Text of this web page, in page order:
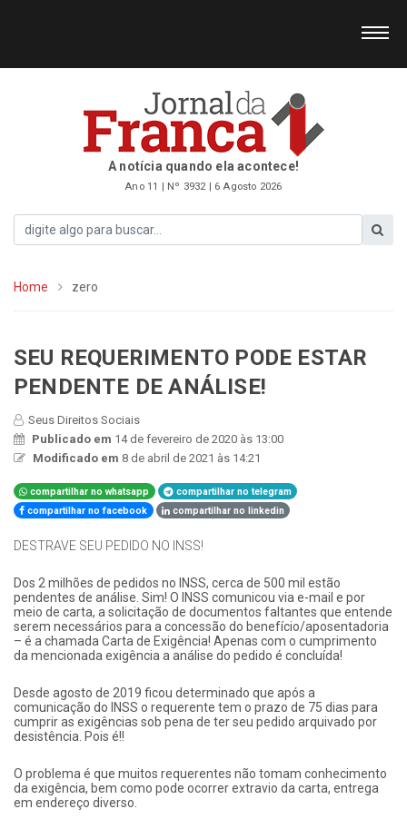
A notícia quando ela acontece!
Ano 11 | Nº 3932 | 6 Agosto 2026
Home zero
SEU REQUERIMENTO PODE ESTAR
PENDENTE DE ANÁLISE!
Seus Direitos Sociais
Publicado em 14 de fevereiro de 2020 às 13:00
Modificado em 8 de abril de 2021 às 14:21
compartilhar no whatsapp
compartilhar no telegram
compartilhar no facebook
compartilhar no linkedin
DESTRAVE SEU PEDIDO NO INSS!
Dos 2 milhões de pedidos no INSS, cerca de 500 mil estão
pendentes de análise. Sim! O INSS comunicou via e-mail e por
meio de carta, a solicitação de documentos faltantes que entende
serem necessários para a concessão do benefício/aposentadoria
– é a chamada Carta de Exigência! Apenas com o cumprimento
da mencionada exigência a análise do pedido é concluída!
Desde agosto de 2019 ficou determinado que após a
comunicação do INSS o requerente tem o prazo de 75 dias para
cumprir as exigências sob pena de ter seu pedido arquivado por
desistência. Pois é!!
O problema é que muitos requerentes não tomam conhecimento
da exigência, bem como pode ocorrer extravio da carta, entrega
em endereço diverso.